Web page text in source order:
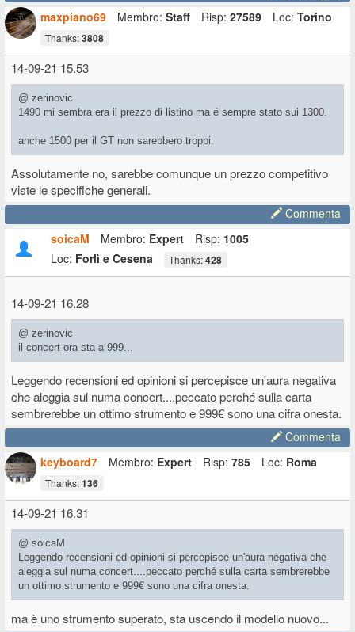
maxpiano69
Membro: Staff Risp: 27589 Loc: Torino
Thanks:3808
14-09-21 15.53
@ zerinovic
1490 mi sembra era il prezzo di listino ma é sempre stato sui 1300.
anche 1500 per il GT non sarebbero troppi.
Assolutamente no, sarebbe comunque un prezzo competitivo
viste le specifiche generali.
Commenta
soicaM
Membro: Expert Risp: 1005
Loc: Forlì e Cesena Thanks:428
14-09-21 16.28
@ zerinovic
il concert ora sta a 999...
Leggendo recensioni ed opinioni si percepisce un'aura negativa
che aleggia sul numa concert....peccato perché sulla carta
sembrerebbe un ottimo strumento e 999€ sono una cifra onesta.
Commenta
keyboard7
Membro: Expert Risp: 785 Loc: Roma
Thanks:136
14-09-21 16.31
@ soicaM
Leggendo recensioni ed opinioni si percepisce un'aura negativa che
aleggia sul numa concert....peccato perché sulla carta sembrerebbe
un ottimo strumento e 999€ sono una cifra onesta.
ma è uno strumento superato, sta uscendo il modello nuovo...